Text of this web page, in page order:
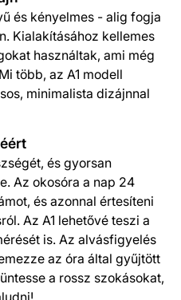
és kényelmes - alig fogja
Kialakításához kellemes
használtak, ami még
több, az A1 modell
minimalista dizájnnal
és gyorsan
Az okosóra a nap 24
és azonnal értesíteni
Az A1 lehetővé teszi a
is. Az alvásfigyelés
az óra által gyűjtött
a rossz szokásokat,